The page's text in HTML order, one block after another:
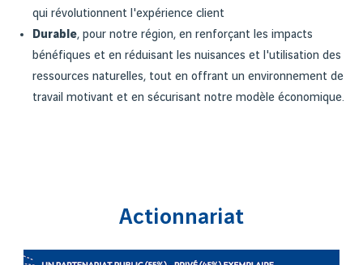
qui révolutionnent l'expérience client​
Durable, pour notre région, en renforçant les impacts
bénéfiques et en réduisant les nuisances et l'utilisation des
ressources naturelles, tout en offrant un environnement de
travail motivant et en sécurisant notre modèle économique.
Actionnariat